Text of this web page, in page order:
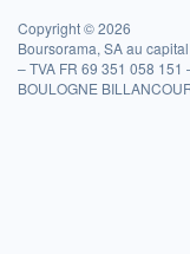
Copyright © 2026
Boursorama, SA au
– TVA FR 69 351 058
BOULOGNE